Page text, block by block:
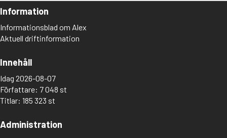
Information
Informationsblad om Alex
Aktuell driftinformation
Innehåll
Idag 2026-08-07
Författare: 7 048 st
Titlar: 185 323 st
Administration